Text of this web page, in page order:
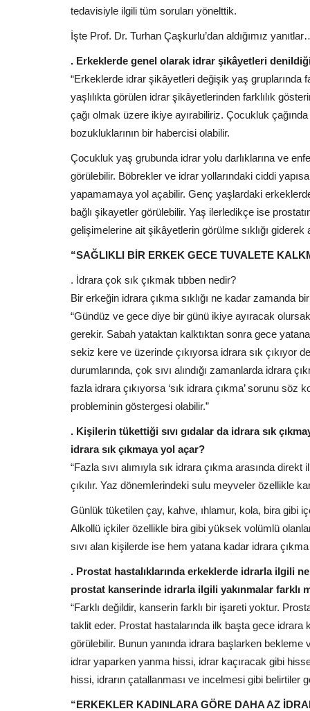
tedavisiyle ilgili tüm soruları yönelttik.
İşte Prof. Dr. Turhan Çaşkurlu’dan aldığımız
. Erkeklerde genel olarak idrar şikâyetleri
“Erkeklerde idrar şikâyetleri değişik yaş gruplarında
yaşlılıkta görülen idrar şikâyetlerinden farklılık
çağı olmak üzere ikiye ayırabiliriz. Çocukluk
bozukluklarının bir habercisi olabilir.
Çocukluk yaş grubunda idrar yolu darlıklarına ve
görülebilir. Böbrekler ve idrar yollarındaki ciddi
yapamamaya yol açabilir. Genç yaşlardaki
bağlı şikayetler görülebilir. Yaş ilerledikçe ise
gelişimelerine ait şikâyetlerin görülme sıklığı giderek
“SAĞLIKLI BİR ERKEK GECE TUVALETE
. İdrara çok sık çıkmak tıbben nedir?
Bir erkeğin idrara çıkma sıklığı ne kadar zamanda
“Gündüz ve gece diye bir günü ikiye ayıracak
gerekir. Sabah yataktan kalktıktan sonra gece
sekiz kere ve üzerinde çıkıyorsa idrara sık çıkıyor
durumlarında, çok sıvı alındığı zamanlarda idrara
fazla idrara çıkıyorsa ‘sık idrara çıkma’ sorunu
probleminin göstergesi olabilir.”
. Kişilerin tükettiği sıvı gıdalar da idrara sık
idrara sık çıkmaya yol açar?
“Fazla sıvı alımıyla sık idrara çıkma arasında
çıkılır. Yaz dönemlerindeki sulu meyveler özellikle
Günlük tüketilen çay, kahve, ıhlamur, kola, bira gibi
Alkollü içkiler özellikle bira gibi yüksek volümlü
sıvı alan kişilerde ise hem yatana kadar idrara
. Prostat hastalıklarında erkeklerde idrarla ilgili
prostat kanserinde idrarla ilgili yakınmalar farklı
“Farklı değildir, kanserin farklı bir işareti yoktur.
taklit eder. Prostat hastalarında ilk başta gece
görülebilir. Bunun yanında idrara başlarken
idrar yaparken yanma hissi, idrar kaçıracak gibi
hissi, idrarın çatallanması ve incelmesi gibi belirtiler
“ERKEKLER KADINLARA GÖRE DAHA AZ